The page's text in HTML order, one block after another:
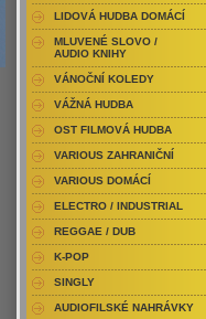
LIDOVÁ HUDBA DOMÁCÍ
MLUVENÉ SLOVO /
AUDIO KNIHY
VÁNOČNÍ KOLEDY
VÁŽNÁ HUDBA
OST FILMOVÁ HUDBA
VARIOUS ZAHRANIČNÍ
VARIOUS DOMÁCÍ
ELECTRO / INDUSTRIAL
REGGAE / DUB
K-POP
SINGLY
AUDIOFILSKÉ NAHRÁVKY